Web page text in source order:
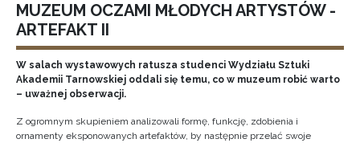
MUZEUM OCZAMI MŁODYCH ARTYSTÓW -
ARTEFAKT II
W salach wystawowych ratusza studenci Wydziału Sztuki
Akademii Tarnowskiej oddali się temu, co w muzeum robić warto
– uważnej obserwacji.
Z ogromnym skupieniem analizowali formę, funkcję, zdobienia i
ornamenty eksponowanych artefaktów, by następnie przelać swoje